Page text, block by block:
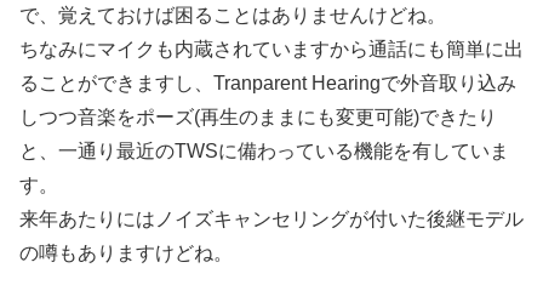
で、覚えておけば困ることはありませんけどね。
ちなみにマイクも内蔵されていますから通話にも簡単に出
ることができますし、Tranparent Hearingで外音取り込み
しつつ音楽をポーズ(再生のままにも変更可能)できたり
と、一通り最近のTWSに備わっている機能を有していま
す。
来年あたりにはノイズキャンセリングが付いた後継モデル
の噂もありますけどね。